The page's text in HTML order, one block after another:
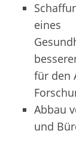
eines
für den
Abbau
und